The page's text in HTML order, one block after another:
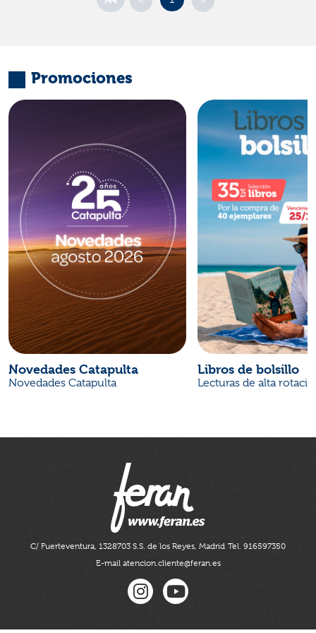
Promociones
Novedades Catapulta
Novedades Catapulta
Libros de bolsillo
Lecturas de alta
C/ Fuerteventura, 1328703 S.S. de los Reyes, Madrid Tel. 916597350
E-mail atencion.cliente@feran.es